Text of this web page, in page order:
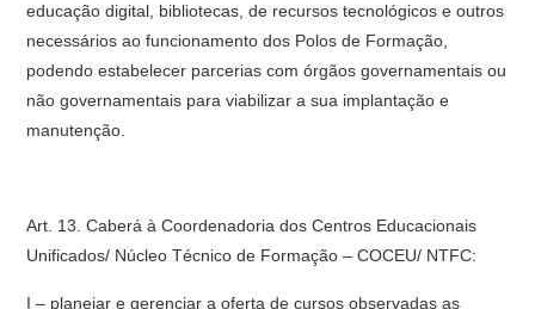
educação digital, bibliotecas, de recursos tecnológicos e outros
necessários ao funcionamento dos Polos de Formação,
podendo estabelecer parcerias com órgãos governamentais ou
não governamentais para viabilizar a sua implantação e
manutenção.
Art. 13. Caberá à Coordenadoria dos Centros Educacionais
Unificados/ Núcleo Técnico de Formação – COCEU/ NTFC:
I – planejar e gerenciar a oferta de cursos observadas as